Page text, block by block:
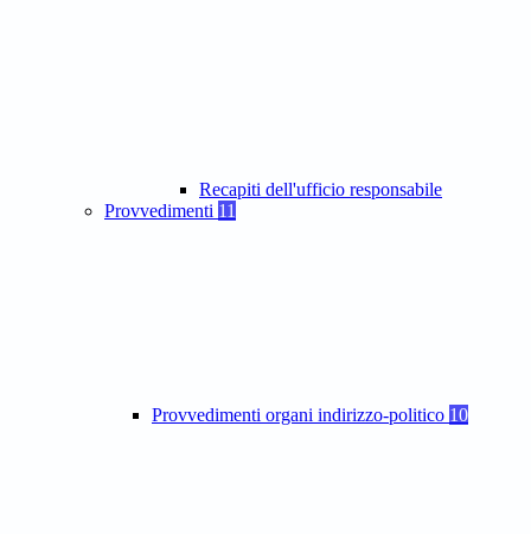
Recapiti dell'ufficio responsabile
Provvedimenti 11
Provvedimenti organi indirizzo-politico 10